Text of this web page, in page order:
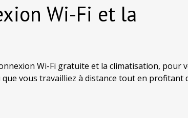
Wi-Fi et la
Wi-Fi gratuite et la climatisation, pour
vous travailliez à distance tout en profitant